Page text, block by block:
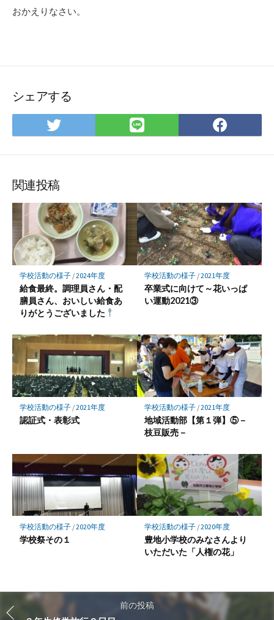
おかえりなさい。
シェアする
Twitter
で
LINE
で
で
関連投稿
学校活動の様子/2024年度
給食最終。調理員さん・配
膳員さん、おいしい給食あ
りがとうございました
学校活動の様子/2021年度
卒業式に向けて～花いっぱ
い運動2021③
学校活動の様子/2021年度
認証式・表彰式
学校活動の様子/2021年度
地域活動部【第１弾】⑤－
枝豆販売－
学校活動の様子/2020年度
学校祭その１
学校活動の様子/2020年度
豊地小学校のみなさんより
いただいた「人権の花」
前の投稿